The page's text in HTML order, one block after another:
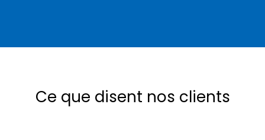
Ce que disent nos clients